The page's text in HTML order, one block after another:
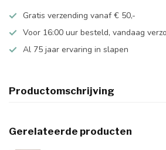
Gratis verzending vanaf € 50,-
Voor 16:00 uur besteld, vandaag
Al 75 jaar ervaring in slapen
Productomschrijving
Gerelateerde producten